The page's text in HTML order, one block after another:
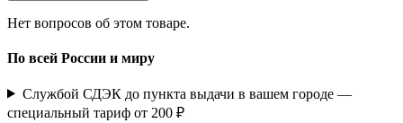
Нет вопросов об этом товаре.
По всей России и миру
Службой СДЭК до пункта выдачи в вашем городе —
специальный тариф от 200 ₽